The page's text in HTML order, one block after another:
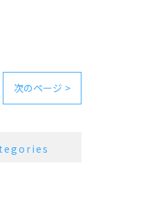
次のページ >